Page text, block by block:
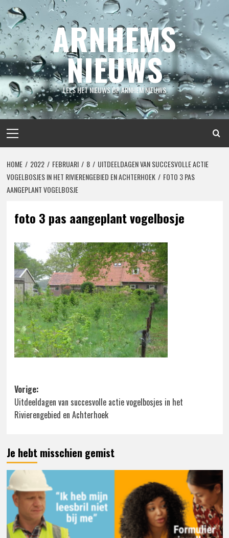
Spring
naar
inhoud
ARNHEMS
NIEUWS
LEES HET NIEUWS OP ARNHEM NIEUWS
menu
HOME 2022 FEBRUARI 8
UITDEELDAGEN VAN SUCCESVOLLE ACTIE
VOGELBOSJES IN HET RIVIERENGEBIED EN ACHTERHOEK
FOTO 3 PAS
AANGEPLANT VOGELBOSJE
foto 3 pas aangeplant vogelbosje
Bericht
navigatie
Vorige:
Uitdeeldagen van succesvolle actie vogelbosjes in het
Rivierengebied en Achterhoek
Je hebt misschien gemist